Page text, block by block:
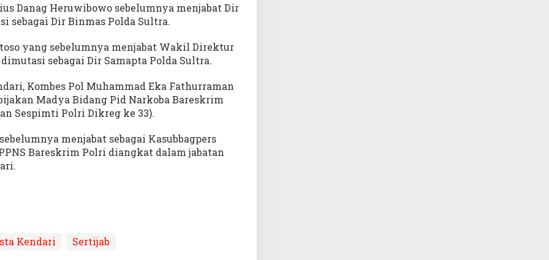
Danag Heruwibowo sebelumnya menjabat Dir
sebagai Dir Binmas Polda Sultra.
yang sebelumnya menjabat Wakil Direktur
sebagai Dir Samapta Polda Sultra.
Kombes Pol Muhammad Eka Fathurraman
Madya Bidang Pid Narkoba Bareskrim
Sespimti Polri Dikreg ke 33).
menjabat sebagai Kasubbagpers
Bareskrim Polri diangkat dalam jabatan
Kendari Sertijab